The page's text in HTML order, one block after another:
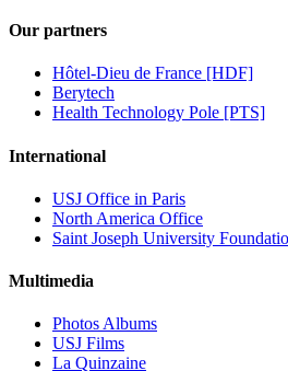
Our partners
Hôtel-Dieu de France [HDF]
Berytech
Health Technology Pole [PTS]
International
USJ Office in Paris
North America Office
Saint Joseph University
Multimedia
Photos Albums
USJ Films
La Quinzaine